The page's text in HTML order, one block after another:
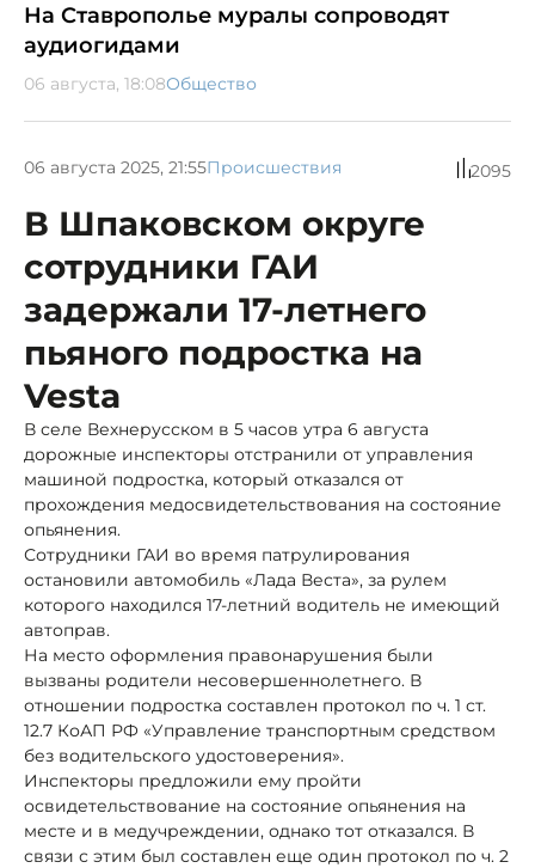
На Ставрополье муралы сопроводят
аудиогидами
06 августа, 18:08Общество
06 августа 2025, 21:55Происшествия 2095
В Шпаковском округе
сотрудники ГАИ
задержали 17-летнего
пьяного подростка на
Vesta
В селе Вехнерусском в 5 часов утра 6 августа
дорожные инспекторы отстранили от управления
машиной подростка, который отказался от
прохождения медосвидетельствования на состояние
опьянения.
Сотрудники ГАИ во время патрулирования
остановили автомобиль «Лада Веста», за рулем
которого находился 17-летний водитель не имеющий
автоправ.
На место оформления правонарушения были
вызваны родители несовершеннолетнего. В
отношении подростка составлен протокол по ч. 1 ст.
12.7 КоАП РФ «Управление транспортным средством
без водительского удостоверения».
Инспекторы предложили ему пройти
освидетельствование на состояние опьянения на
месте и в медучреждении, однако тот отказался. В
связи с этим был составлен еще один протокол по ч. 2